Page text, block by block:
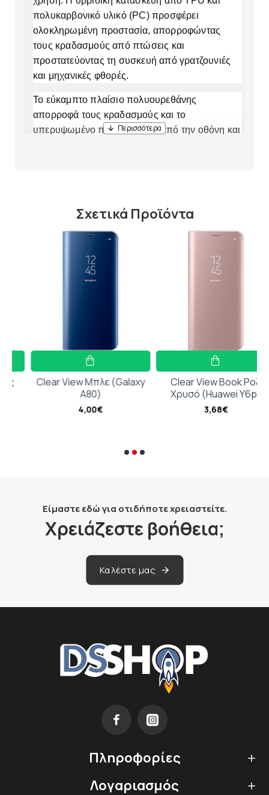
πολυκαρβονικό υλικό (PC) προσφέρει
ολοκληρωμένη προστασία, απορροφώντας
τους κραδασμούς από πτώσεις και
προστατεύοντας τη συσκευή από γρατζουνιές
και μηχανικές φθορές.
Το εύκαμπτο πλαίσιο πολυουρεθάνης
απορροφά τους κραδασμούς και το
υπερυψωμένο πλαίσιο γύρω από την οθόνη και
ασύρματη φόρτιση και χρήση μαγνητικών
αξεσουάρ. Τα ακριβή ανοίγματα διασφαλίζουν
Κατασκευασμένη αποκλειστικά για το
Εύκολη πρόσβαση σε όλα τα κουμπιά και τις
υποδοχές
Σχετικά Προϊόντα
Clear View Μπλε (Galaxy
A80)
4,00€
Clear View Book Ροζ
Χρυσό (Huawei Y6p)
3,68€
Είμαστε εδώ για οτιδήποτε χρειαστείτε.
Χρειάζεστε βοήθεια;
Καλέστε μας
Πληροφορίες
Λογαριασμός